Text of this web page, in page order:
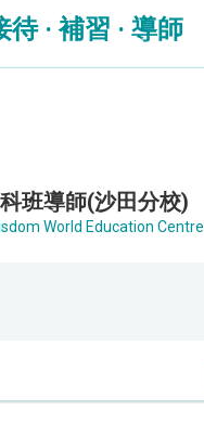
待 · 補習 · 導師
班導師(沙田分校)
World Education Centre